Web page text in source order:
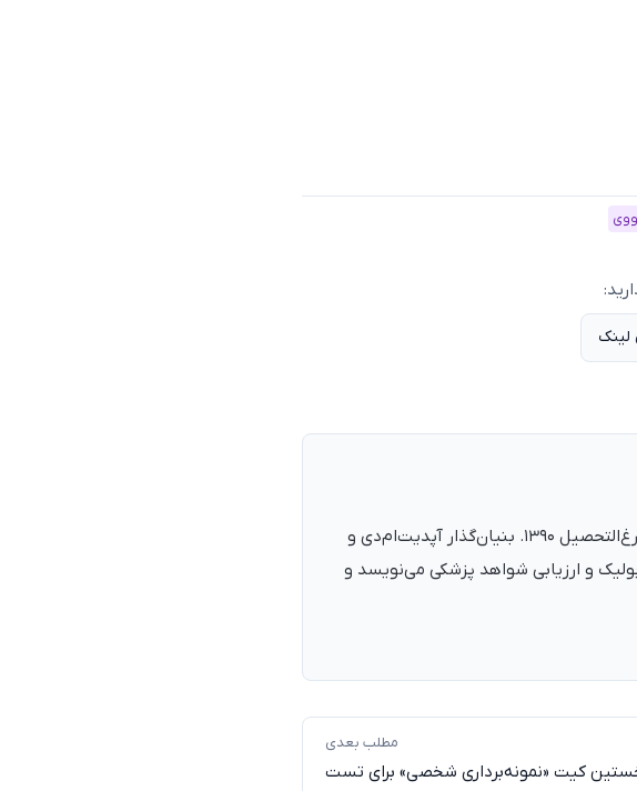
لینک
دکتر علی‌اصغر هنرمند، پزشک با شمارهٔ نظام پزشکی ۱۳۵۴۰۵، فارغ‌التحصیل ۱۳۹۰. بنیان‌گذار آپدیت‌ام‌دی و
و ارزیابی شواهد پزشکی می‌نویسد و
مطلب بعدی
کیت «نمونه‌برداری شخصی» برای تست